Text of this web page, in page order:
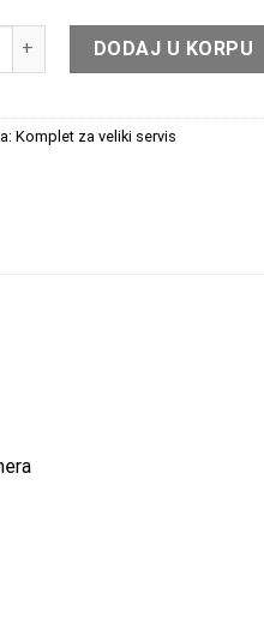
kaisa 530033510 količina
DODAJ U KORPU
Komplet za veliki servis